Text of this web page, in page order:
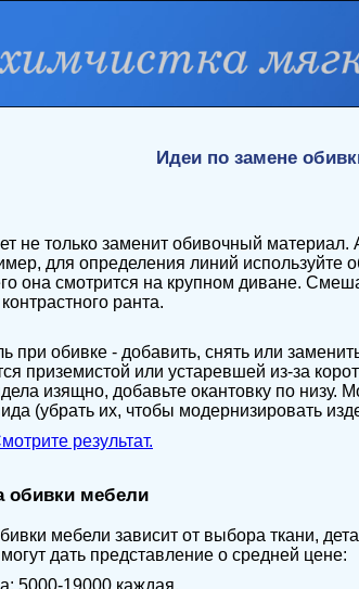
Идеи по замене
не только заменит обивочный
для определения линий используйте
она смотрится на крупном диване.
ранта.
при обивке - добавить, снять или
приземистой или устаревшей из-за
изящно, добавьте окантовку по низу.
(убрать их, чтобы модернизировать
обивки мебели
мебели зависит от выбора ткани,
дать представление о средней цене: